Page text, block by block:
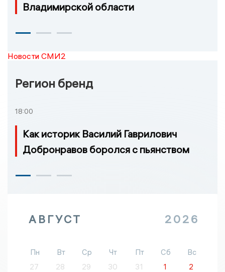
Владимирской области
Новости СМИ2
Регион бренд
18:00
Как историк Василий Гаврилович
Добронравов боролся с пьянством
АВГУСТ 2026
Пн Вт Ср Чт Пт Сб
Вс
27
28 29 30 31 1 2